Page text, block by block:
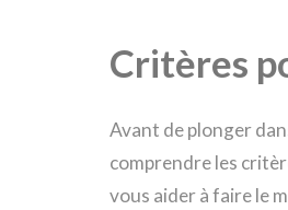
Critères
Avant de plonger
comprendre les
vous aider à faire le